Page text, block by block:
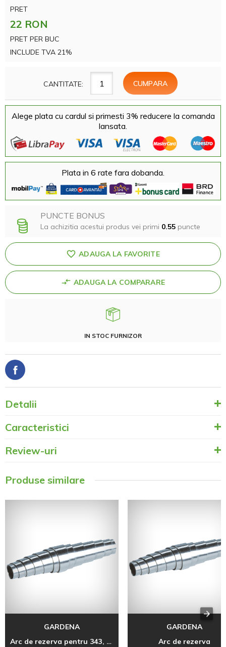
PRET
22 RON
PRET PER BUC
INCLUDE TVA 21%
CANTITATE:
Alege plata cu cardul si primesti 3% reducere la comanda
lansata.
Plata in 6 rate fara dobanda.
PUNCTE BONUS
La achizitia acestui produs vei primi 0.55 puncte
ADAUGA LA FAVORITE
ADAUGA LA COMPARARE
IN STOC FURNIZOR
Detalii
Caracteristici
Review-uri
Produse similare
GARDENA
Arc de rezerva pentru 343, 609
GARDENA
Arc de rezerva